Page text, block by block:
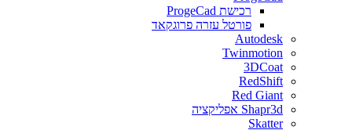
רכישת ProgeCad
פורטל עזרה פרוגקאד
Autodesk
Twinmotion
3DCoat
RedShift
Red Giant
Shapr3d אפליקציה
Skatter